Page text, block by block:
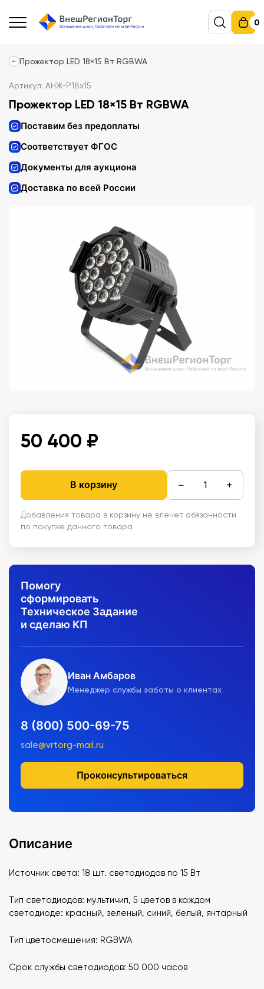
0
Прожектор LED 18×15 Вт RGBWA
Артикул: АНЖ-P18x15
Прожектор LED 18×15 Вт RGBWA
Поставим без предоплаты
Соответствует ФГОС
Документы для аукциона
Доставка по всей России
50 400 ₽
В корзину − +
Добавления товара в корзину не влечет обязанности
по покупке данного товара
Помогу
сформировать
Техническое Задание
и сделаю КП
Иван Амбаров
Менеджер службы заботы о клиентах
8 (800) 500-69-75
sale@vrtorg-mail.ru
Проконсультироваться
Описание
Источник света: 18 шт. светодиодов по 15 Вт
Тип светодиодов: мультичип, 5 цветов в каждом
светодиоде: красный, зеленый, синий, белый, янтарный
Тип цветосмешения: RGBWA
Срок службы светодиодов: 50 000 часов